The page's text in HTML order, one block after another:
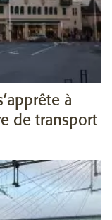
à
de transport